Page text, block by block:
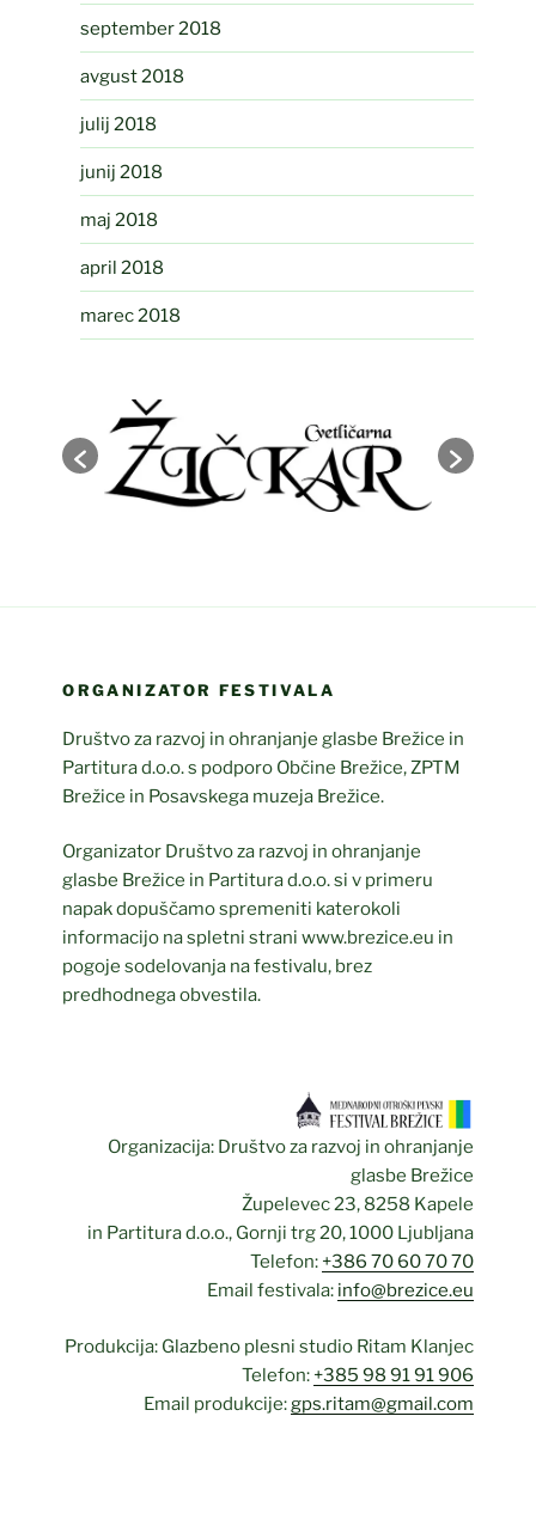
september 2018
avgust 2018
julij 2018
junij 2018
maj 2018
april 2018
marec 2018
ORGANIZATOR FESTIVALA
Društvo za razvoj in ohranjanje glasbe Brežice in
Partitura d.o.o. s podporo Občine Brežice, ZPTM
Brežice in Posavskega muzeja Brežice.
Organizator Društvo za razvoj in ohranjanje
glasbe Brežice in Partitura d.o.o. si v primeru
napak dopuščamo spremeniti katerokoli
informacijo na spletni strani www.brezice.eu in
pogoje sodelovanja na festivalu, brez
predhodnega obvestila.
Organizacija: Društvo za razvoj in ohranjanje
glasbe Brežice
Župelevec 23, 8258 Kapele
in Partitura d.o.o., Gornji trg 20, 1000 Ljubljana
Telefon: +386 70 60 70 70
Email festivala: info@brezice.eu
Produkcija: Glazbeno plesni studio Ritam Klanjec
Telefon: +385 98 91 91 906
Email produkcije:gps.ritam@gmail.com